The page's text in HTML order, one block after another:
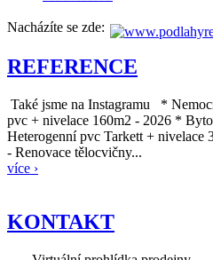
Nacházíte se zde:
REFERENCE
Také jsme na Instagramu *
pvc + nivelace 160m2 - 2026 *
Heterogenní pvc Tarkett + nivelace
- Renovace tělocvičny...
více ›
KONTAKT